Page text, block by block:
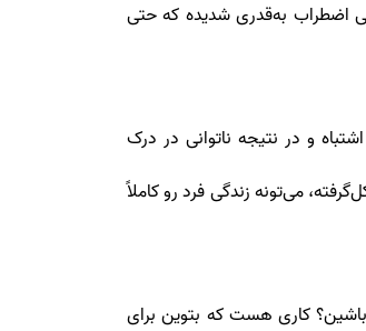
اضطراب به‌قدری شدیده که حتی
و در نتیجه ناتوانی در درک
می‌تونه زندگی فرد رو کاملاً
باشین؟ کاری هست که بتوین برای